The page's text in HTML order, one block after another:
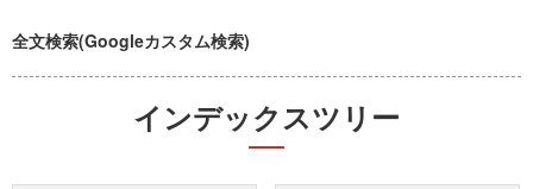
全文検索(Googleカスタム検索)
インデックスツリー